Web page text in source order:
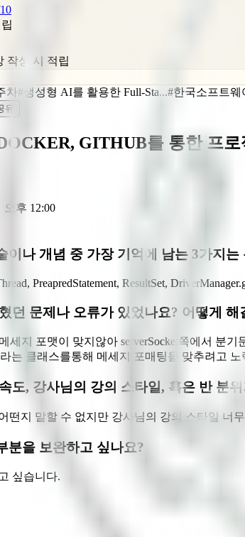
10
작성 시 적립
차# 생성형 AI를 활용한 Full-Sta...#한국소프트웨
유
GITHUB를 통한 프로
오후 12:00
이나 개념 중 가장 기억에 남는 3가지는
PreapredStatement, ResultSet,
던 문제나 오류가 있었나요? 어떻게 해
메세지 포맷이 맞지않아 serverSocket쪽에서
라는 클래스를통해 메세지 포매팅을 맞추려고
도, 강사님의 강의 스타일, 혹은 반 분
떤지 말할 수 없지만 강사님의 강의 스타일 너
분을 보완하고 싶나요?
싶습니다.